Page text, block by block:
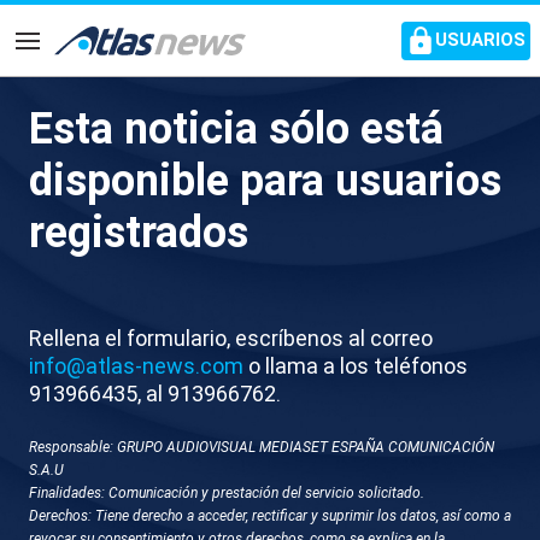
common.go-to-content
Navegación
USUARIOS
Cuerpo avanza que España
cumplió con las reglas
fiscales europeas en 2025
el informe para Bruselas, certificando el
cumplimiento de las reglas fiscales, aunque
pospone la actualización de las previsiones de
Esta noticia sólo está
disponible para usuarios
registrados
Rellena el formulario, escríbenos al correo
info@atlas-news.com o llama a los teléfonos
913966435, al 913966762.
Responsable: GRUPO AUDIOVISUAL MEDIASET ESPAÑA COMUNICACIÓN
S.A.U
Finalidades: Comunicación y prestación del servicio solicitado.
Derechos: Tiene derecho a acceder, rectificar y suprimir los datos, así como a